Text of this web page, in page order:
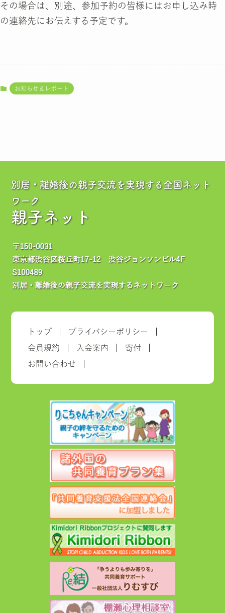
その場合は、別途、参加予約の皆様にはお申し込み時
の連絡先にお伝えする予定です。
お知らせ＆レポート
別居・離婚後の親子交流を実現する全国ネット
ワーク
親子ネット
トップ プライバシーポリシー
会員規約 入会案内 寄付
お問い合わせ